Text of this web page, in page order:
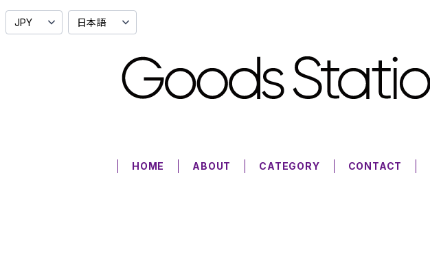
HOME ABOUT CATEGORY CONTACT